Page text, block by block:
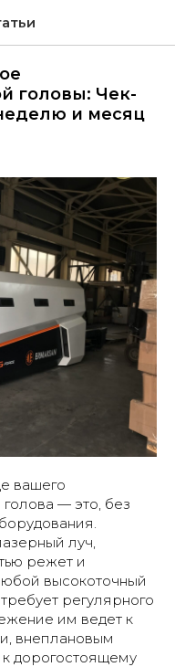
головы: Чек-
и месяц
вашего
— это, без
луч,
режет и
высокоточный
регулярного
им ведет к
внеплановым
дорогостоящему